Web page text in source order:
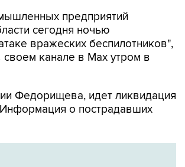
предприятий
сегодня ночью
вражеских беспилотников",
своем канале в Max утром в
Федорищева, идет ликвидация
о пострадавших